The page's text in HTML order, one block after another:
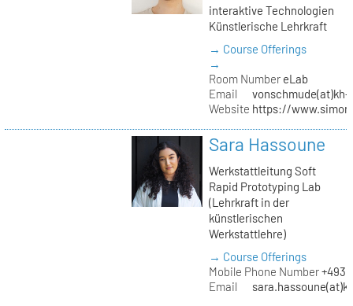
interaktive Technologien
Künstlerische Lehrkraft
→ Course Offerings
→
Room NumbereLab
Email
Website https://
Sara Hassoune
Werkstattleitung Soft
Rapid Prototyping Lab
(Lehrkraft in der
künstlerischen
Werkstattlehre)
→ Course Offerings
Mobile Phone Number
Email